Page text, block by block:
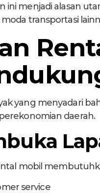
ini menjadi alasan
transportasi
yang menyadari
daerah.
mobil
service